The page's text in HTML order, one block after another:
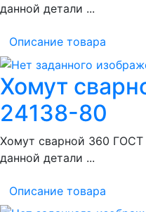
данной детали ...
Описание товара
Хомут
24138-80
Хомут сварной 360 ГОСТ
данной детали ...
Описание товара